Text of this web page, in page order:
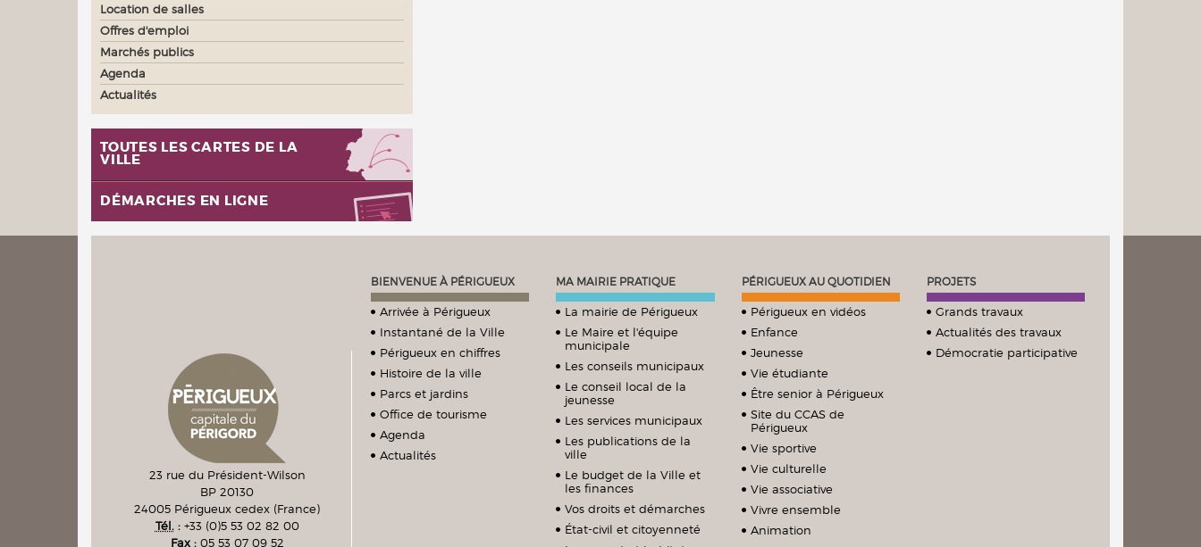
Location de salles
Offres d'emploi
Marchés publics
Agenda
Actualités
TOUTES LES CARTES DE LA
VILLE
DÉMARCHES EN LIGNE
23 rue du Président-Wilson
BP 20130
24005 Périgueux cedex (France)
Tél.: +33 (0)5 53 02 82 00
Fax : 05 53 07 09 52
BIENVENUE À PÉRIGUEUX
Arrivée à Périgueux
Instantané de la Ville
Périgueux en chiffres
Histoire de la ville
Parcs et jardins
Office de tourisme
Agenda
Actualités
MA MAIRIE PRATIQUE
La mairie de Périgueux
Le Maire et l'équipe
municipale
Les conseils municipaux
Le conseil local de la
jeunesse
Les services municipaux
Les publications de la
ville
Le budget de la Ville et
les finances
Vos droits et démarches
État-civil et citoyenneté
PÉRIGUEUX AU QUOTIDIEN
Périgueux en vidéos
Enfance
Jeunesse
Vie étudiante
Être senior à Périgueux
Site du CCAS de
Périgueux
Vie sportive
Vie culturelle
Vie associative
Vivre ensemble
Animation
PROJETS
Grands travaux
Actualités des travaux
Démocratie participative